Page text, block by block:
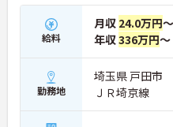
給料
月収 24.0万円～
年収336万円～
勤務地
埼玉県 戸田市
ＪＲ埼京線